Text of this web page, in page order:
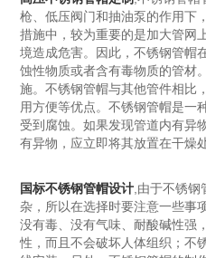
枪、低压阀门和抽油泵的作用下
措施中，较为重要的是加大管网
境造成危害。因此，不锈钢管帽
蚀性物质或者含有毒物质的管材
施。不锈钢管帽与其他管件相比
用方便等优点。不锈钢管帽是一
受到腐蚀。如果发现管道内有异
有异物，应立即将其放置在干燥
国标不锈钢管帽设计,由于不锈钢
杂，所以在选择时要注意一些事
没有毒、没有气味、耐酸碱性强
性，而且不会破坏人体组织；不